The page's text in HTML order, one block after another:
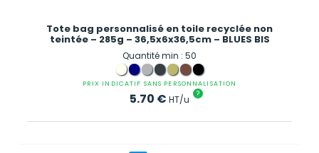
Tote bag personnalisé en toile recyclée non
teintée – 285g – 36,5x6x36,5cm – BLUES BIS
Quantité min : 50
PRIX INDICATIF SANS PERSONNALISATION
5.70 € HT/u ?